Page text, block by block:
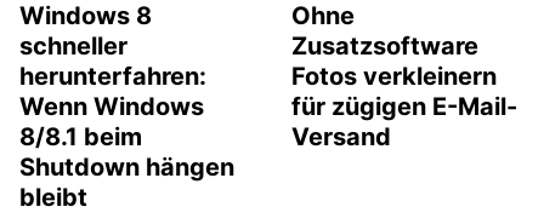
Windows 8
schneller
herunterfahren:
Wenn Windows
8/8.1 beim
Shutdown hängen
bleibt
Ohne
Zusatzsoftware
Fotos verkleinern
für zügigen E-Mail-
Versand